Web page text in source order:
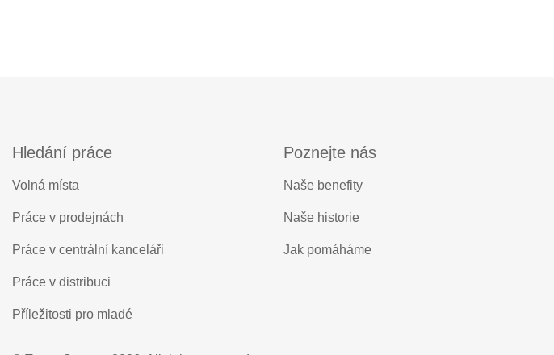
Hledání práce
Volná místa
Práce v prodejnách
Práce v centrální kanceláři
Práce v distribuci
Příležitosti pro mladé
Poznejte nás
Naše benefity
Naše historie
Jak pomáháme